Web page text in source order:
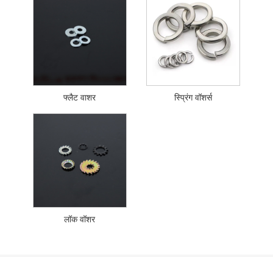
फ्लैट वाशर स्प्रिंग वॉशर्स
लॉक वॉशर